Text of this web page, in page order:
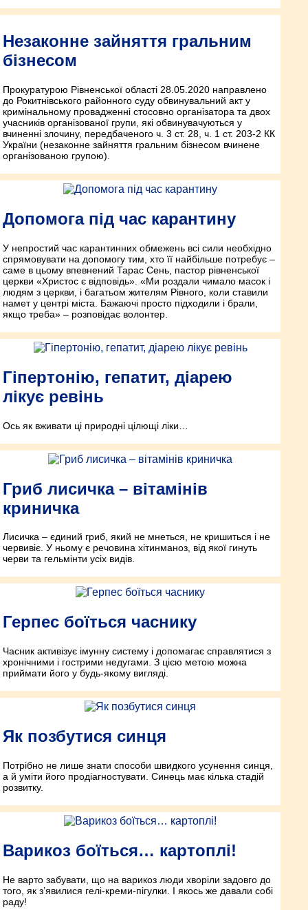
Незаконне зайняття гральним
бізнесом
Прокуратурою Рівненської області 28.05.2020 направлено
до Рокитнівського районного суду обвинувальний акт у
кримінальному провадженні стосовно організатора та двох
учасників організованої групи, які обвинувачуються у
вчиненні злочину, передбаченого ч. 3 ст. 28, ч. 1 ст. 203-2 КК
України (незаконне зайняття гральним бізнесом вчинене
організованою групою).
Допомога під час карантину
У непростий час карантинних обмежень всі сили необхідно
спрямовувати на допомогу тим, хто її найбільше потребує –
саме в цьому впевнений Тарас Сень, пастор рівненської
церкви «Христос є відповідь». «Ми роздали чимало масок і
людям з церкви, і багатьом жителям Рівного, коли ставили
намет у центрі міста. Бажаючі просто підходили і брали,
якщо треба» – розповідає волонтер.
Гіпертонію, гепатит, діарею
лікує ревінь
Ось як вживати ці природні цілющі ліки…
Гриб лисичка – вітамінів
криничка
Лисичка – єдиний гриб, який не мнеться, не кришиться і не
червивіє. У ньому є речовина хітинманоз, від якої гинуть
черви та гельмінти усіх видів.
Герпес боїться часнику
Часник активізує імунну систему і допомагає справлятися з
хронічними і гострими недугами. З цією метою можна
приймати його у будь-якому вигляді.
Як позбутися синця
Потрібно не лише знати способи швидкого усунення синця,
а й уміти його продіагностувати. Синець має кілька стадій
розвитку.
Варикоз боїться… картоплі!
Не варто забувати, що на варикоз люди хворіли задовго до
того, як з’явилися гелі-креми-пігулки. І якось же давали собі
раду!